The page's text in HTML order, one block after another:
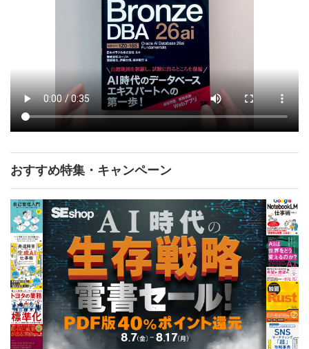
おすすめ特集・キャンペーン